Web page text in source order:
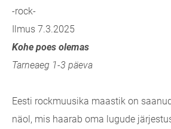
-rock-
Ilmus 7.3.2025
Kohe poes olemas
Tarneaeg 1-3 päeva
Eesti rockmuusika maastik on
näol, mis haarab oma lugude